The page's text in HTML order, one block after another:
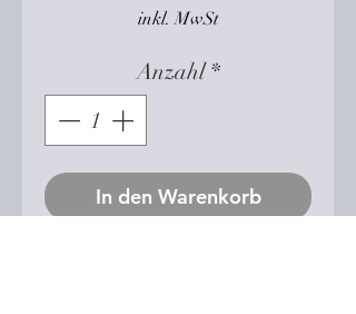
inkl. MwSt
Anzahl *
In den Warenkorb